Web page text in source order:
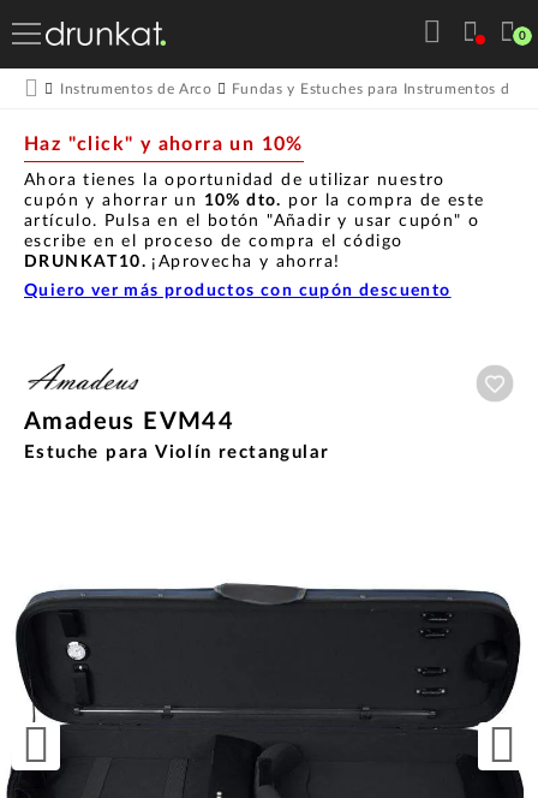
0
Instrumentos de Arco Fundas y Estuches para Instrumentos de
Haz "click" y ahorra un 10%
Ahora tienes la oportunidad de utilizar nuestro
cupón y ahorrar un 10% dto. por la compra de este
artículo. Pulsa en el botón "Añadir y usar cupón" o
escribe en el proceso de compra el código
DRUNKAT10. ¡Aprovecha y ahorra!
Quiero ver más productos con cupón descuento
Amadeus EVM44
Estuche para Violín rectangular